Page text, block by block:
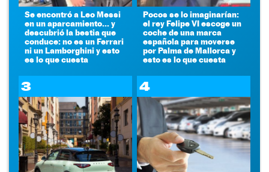
Se encontró a Leo Messi
en un aparcamiento... y
descubrió la bestia que
conduce: no es un Ferrari
ni un Lamborghini y esto
es lo que cuesta
Pocos se lo imaginarían:
el rey Felipe VI escoge un
coche de una marca
española para moverse
por Palma de Mallorca y
esto es lo que cuesta
3 4